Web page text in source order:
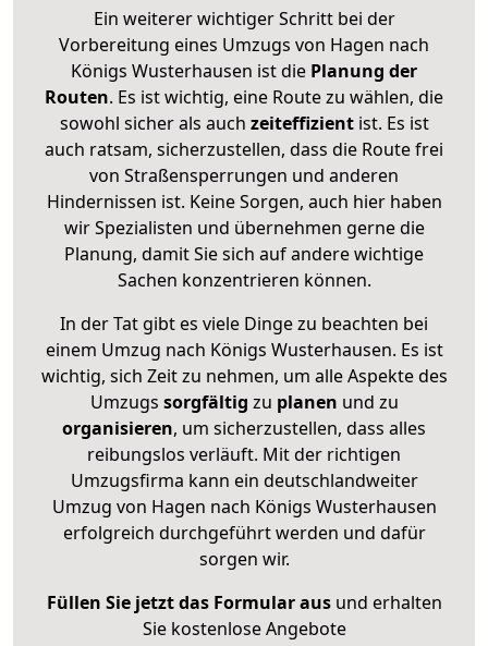
Ein weiterer wichtiger Schritt bei der
Vorbereitung eines Umzugs von Hagen nach
Königs Wusterhausen ist die Planung der
Routen. Es ist wichtig, eine Route zu wählen, die
sowohl sicher als auch zeiteffizientist. Es ist
auch ratsam, sicherzustellen, dass die Route frei
von Straßensperrungen und anderen
Hindernissen ist. Keine Sorgen, auch hier haben
wir Spezialisten und übernehmen gerne die
Planung, damit Sie sich auf andere wichtige
Sachen konzentrieren können.
In der Tat gibt es viele Dinge zu beachten bei
einem Umzug nach Königs Wusterhausen. Es ist
wichtig, sich Zeit zu nehmen, um alle Aspekte des
Umzugs sorgfältig zu planen und zu
organisieren, um sicherzustellen, dass alles
reibungslos verläuft. Mit der richtigen
Umzugsfirma kann ein deutschlandweiter
Umzug von Hagen nach Königs Wusterhausen
erfolgreich durchgeführt werden und dafür
sorgen wir.
Füllen Sie jetzt das Formular ausund erhalten
Sie kostenlose Angebote